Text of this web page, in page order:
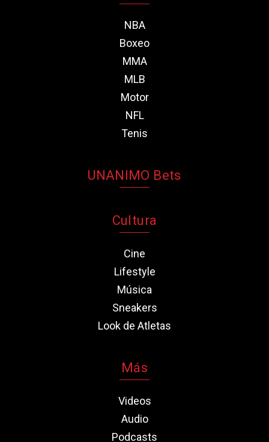
NBA
Boxeo
MMA
MLB
Motor
NFL
Tenis
UNANIMO Bets
Cultura
Cine
Lifestyle
Música
Sneakers
Look de Atletas
Más
Videos
Audio
Podcasts